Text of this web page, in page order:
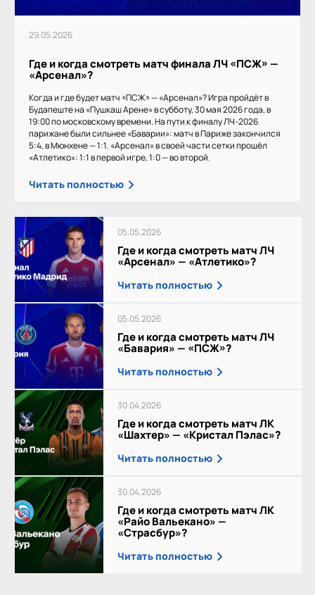
29.05.2026
Где и когда смотреть матч финала ЛЧ «ПСЖ» —
«Арсенал»?
Когда и где будет матч «ПСЖ» — «Арсенал»? Игра пройдёт в
Будапеште на «Пушкаш Арене» в субботу, 30 мая 2026 года, в
19:00 по московскому времени. На пути к финалу ЛЧ-2026
парижане были сильнее «Баварии»: матч в Париже закончился
5:4, в Мюнхене — 1:1. «Арсенал» в своей части сетки прошёл
«Атлетико»: 1:1 в первой игре, 1:0 — во второй.
Читать полностью
05.05.2026
Где и когда смотреть матч ЛЧ
«Арсенал» — «Атлетико»?
Читать полностью
05.05.2026
Где и когда смотреть матч ЛЧ
«Бавария» — «ПСЖ»?
Читать полностью
30.04.2026
Где и когда смотреть матч ЛК
«Шахтер» — «Кристал Пэлас»?
Читать полностью
30.04.2026
Где и когда смотреть матч ЛК
«Райо Вальекано» —
«Страсбур»?
Читать полностью